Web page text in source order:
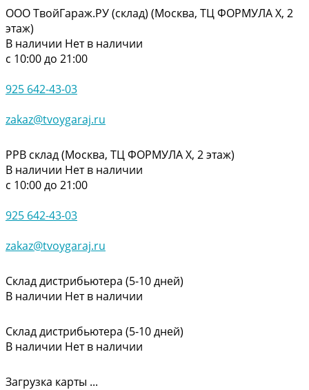
ООО ТвойГараж.РУ (склад) (Москва, ТЦ ФОРМУЛА Х, 2
этаж)
В наличии Нет в наличии
с 10:00 до 21:00
925 642-43-03
zakaz@tvoygaraj.ru
РРВ склад (Москва, ТЦ ФОРМУЛА Х, 2 этаж)
В наличии Нет в наличии
с 10:00 до 21:00
925 642-43-03
zakaz@tvoygaraj.ru
Склад дистрибьютера (5-10 дней)
В наличии Нет в наличии
Склад дистрибьютера (5-10 дней)
В наличии Нет в наличии
Загрузка карты ...